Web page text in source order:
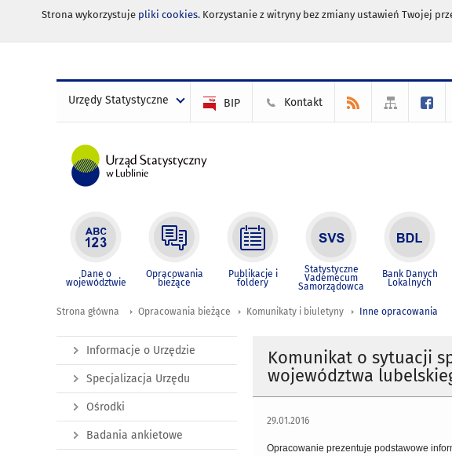
Strona wykorzystuje pliki cookies. Korzystanie z witryny bez zmiany ustawień Twojej
Urzędy Statystyczne BIP Kontakt
Dane o
województwie
Opracowania
bieżące
Publikacje i
foldery
Statystyczne
Vademecum
Samorządowca
Bank Danych
Lokalnych
Strona główna Opracowania bieżące Komunikaty i biuletyny Inne opracowania
Komunikat o sytuacji
województwa
29.01.2016
Opracowanie prezentuje podstawowe
Informacje o Urzędzie
Specjalizacja Urzędu
Ośrodki
Badania ankietowe